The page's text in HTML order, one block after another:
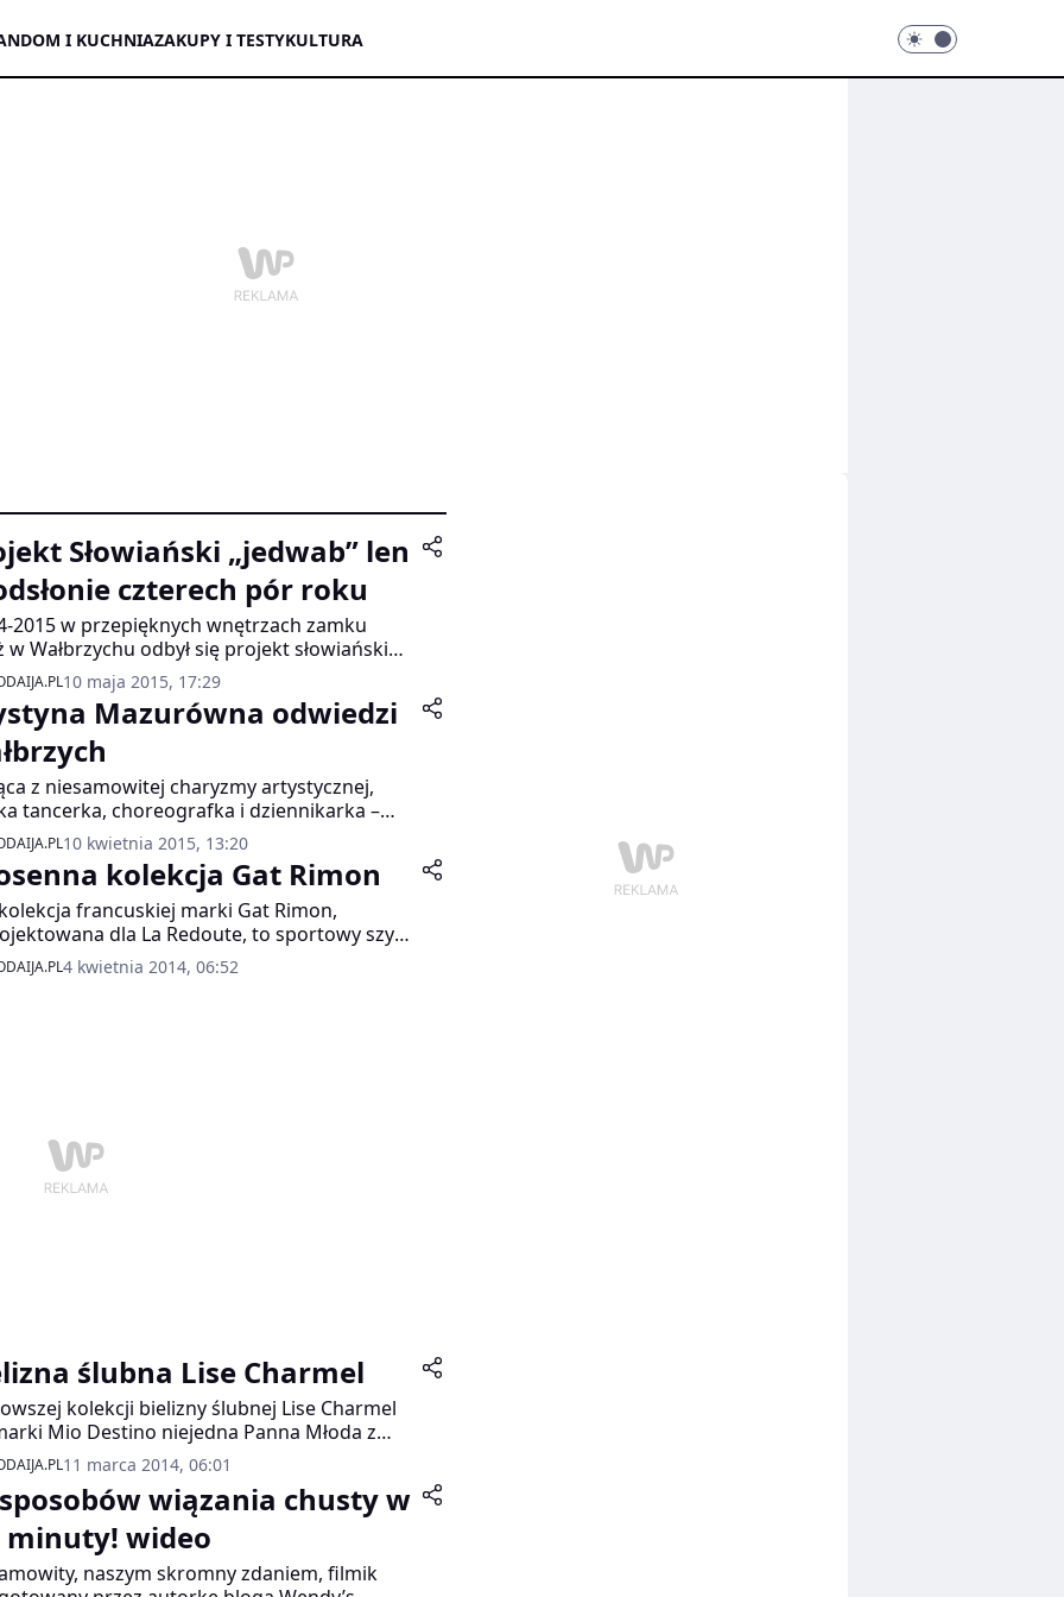
DOM I KUCHNIAZAKUPY I TESTYKULTURA
Słowiański „jedwab” len
czterech pór roku
2015 w przepięknych wnętrzach zamku
w Wałbrzychu odbył się projekt słowiański
len w odsłonie czterech pór roku.
Estera Grabarczyk oraz Katarzyna
-Niemierowska do udziału w pokazie
profesjonalnych modelek.
10 maja 2015, 17:29
Mazurówna odwiedzi
z niesamowitej charyzmy artystycznej,
tancerka, choreografka i dziennikarka –
Mazurówna będzie gościem specjalnym
edycji projektu „Słowiański jedwab”.
odbędzie się 17 kwietnia o godzinie
w przepięknych wnętrzach Zamku Książ.
10 kwietnia 2015, 13:20
kolekcja Gat Rimon
francuskiej marki Gat Rimon,
dla La Redoute, to sportowy szyk
elegancji, a co za tym idzie garść
propozycji obok których trudno
4 kwietnia 2014, 06:52
ślubna Lise Charmel
kolekcji bielizny ślubnej Lise Charmel
Mio Destino niejedna Panna Młoda z
powie gromkie „TAK!”
11 marca 2014, 06:01
wiązania chusty w
minuty! wideo
naszym skromny zdaniem, filmik